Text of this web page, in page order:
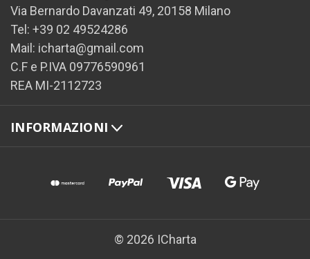
Via Bernardo Davanzati 49, 20158 Milano
Tel: +39 02 49524286
Mail: icharta@gmail.com
C.F e P.IVA 09776590961
REA MI-2112723
INFORMAZIONI
© 2026 ICharta